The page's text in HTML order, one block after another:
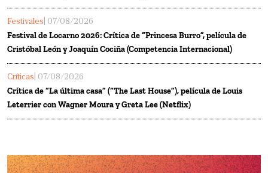
Festivales | 07/08/2026
Festival de Locarno 2026: Crítica de “Princesa Burro”, película de
Cristóbal León y Joaquín Cociña (Competencia Internacional)
Críticas | 07/08/2026
Crítica de “La última casa” (“The Last House”), película de Louis
Leterrier con Wagner Moura y Greta Lee (Netflix)